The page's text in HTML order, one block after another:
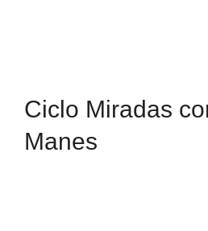
Ciclo Miradas
Manes